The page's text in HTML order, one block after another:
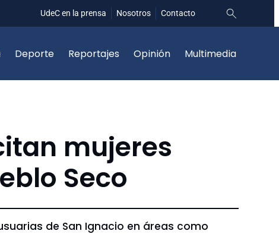
UdeC en la prensa Nosotros Contacto
Deporte Reportajes Opinión Multimedia
mujeres
Seco
de San Ignacio en áreas como